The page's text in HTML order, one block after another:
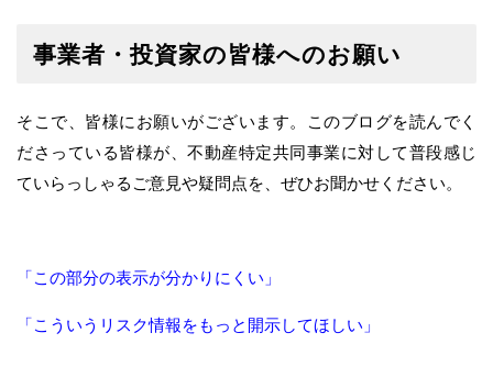
事業者・投資家の皆様へのお願い
そこで、皆様にお願いがございます。このブログを読んでく
ださっている皆様が、不動産特定共同事業に対して普段感じ
ていらっしゃるご意見や疑問点を、ぜひお聞かせください。
「この部分の表示が分かりにくい」
「こういうリスク情報をもっと開示してほしい」